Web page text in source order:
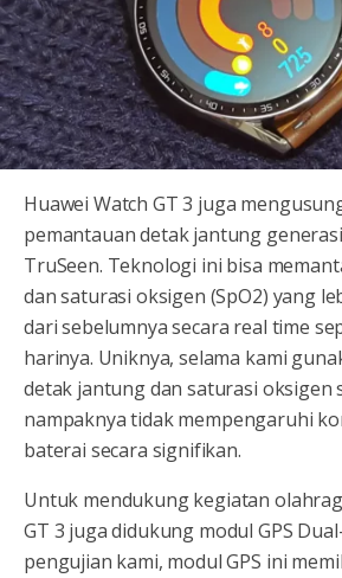
Huawei Watch GT 3 juga
pemantauan detak jantung
TruSeen. Teknologi ini bisa
dan saturasi oksigen (SpO2) yang
dari sebelumnya secara real time
harinya. Uniknya, selama kami
detak jantung dan saturasi oksigen
nampaknya tidak mempengaruhi
baterai secara signifikan.
Untuk mendukung kegiatan
GT 3 juga didukung modul GPS
pengujian kami, modul GPS ini